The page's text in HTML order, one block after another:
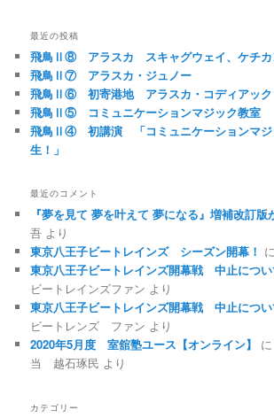
最近の投稿
飛鳥Ⅱ⑧ アラスカ スキャグウェイ、ケチカ
飛鳥Ⅱ⑦ アラスカ・ジュノー
飛鳥Ⅱ⑥ 初寄港地 アラスカ・コディアック
飛鳥Ⅱ⑤ コミュニケーションマジック教室
飛鳥Ⅱ④ 初講演 「コミュニケーションマジ
生！」
最近のコメント
『夢を見て 夢を叶えて 夢になる』増補改訂版
吾 より
東京八王子ビートレインズ シーズン開幕！ に
東京八王子ビートレインズ開幕戦 中止につい
ビートレインズファン より
東京八王子ビートレインズ開幕戦 中止につい
ビートレンズ ファン より
2020年5月度 室舘塾ユース【オンライン】
に
当 越石琢民 より
カテゴリー